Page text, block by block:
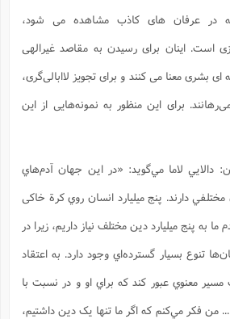
در عرفان های کاذب مشاهده می شود،
است. اینان برای رسیدن به مقاصد غیرالهی
بشری معنا می کنند و برای تجویز لاابالی‌گری،
برای این منظور به نمونه‌هایی از این
دالايي لاما مي‌گويد: «در اين جهان آدم‌هاي
دارند. پنج ميليارد انسان روي کرة خاکی
به پنج ميليارد دين مختلف نياز داريم، زیرا در
تنوع بسيار گسترده‌اي وجود دارد. به اعتقاد
معنوي عبور کند که براي او و در نسبت با
من فکر مي‌کنم که اگر ما تنها يک دين داشتيم،